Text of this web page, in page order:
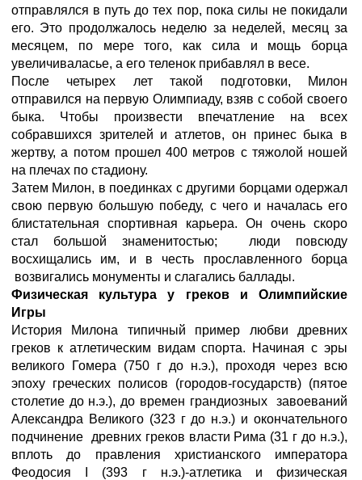
отправлялся в путь до тех пор, пока силы не покидали
его. Это продолжалось неделю за неделей, месяц за
месяцем, по мере того, как сила и мощь борца
увеличиваласье, а его теленок прибавлял в весе.
После четырех лет такой подготовки, Милон
отправился на первую Олимпиаду, взяв с собой своего
быка. Чтобы произвести впечатление на всех
собравшихся зрителей и атлетов, он принес быка в
жертву, а потом прошел 400 метров с тяжолой ношей
на плечах по стадиону.
Затем Милон, в поединках с другими борцами одержал
свою первую большую победу, с чего и началась его
блистательная спортивная карьера. Он очень скоро
стал большой знаменитостью; люди повсюду
восхищались им, и в честь прославленного борца
возвигались монументы и слагались баллады.
Физическая культура у греков и Олимпийские
Игры
История Милона типичный пример любви древних
греков к атлетическим видам спорта. Начиная с эры
великого Гомера (750 г до н.э.), проходя через всю
эпоху греческих полисов (городов-государств) (пятое
столетие до н.э.), до времен грандиозных завоеваний
Александра Великого (323 г до н.э.) и окончательного
подчинение древних греков власти Рима (31 г до н.э.),
вплоть до правления христианского императора
Феодосия I (393 г н.э.)-атлетика и физическая